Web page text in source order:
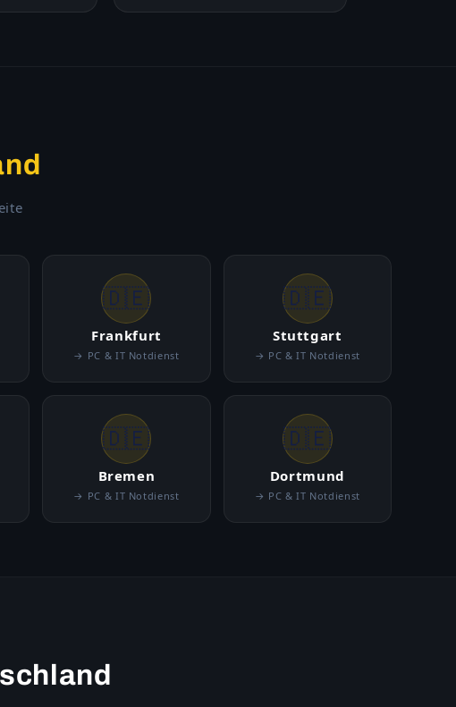
🇩🇪
Frankfurt
→ PC & IT Notdienst
🇩🇪
Stuttgart
→ PC & IT Notdienst
🇩🇪
Bremen
→ PC & IT Notdienst
🇩🇪
Dortmund
→ PC & IT Notdienst